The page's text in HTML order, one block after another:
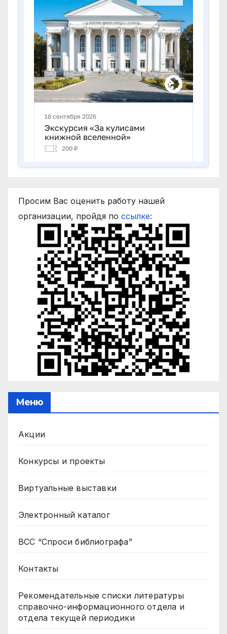
Просим Вас оценить работу нашей
организации, пройдя по ссылке:
Меню
Акции
Конкурсы и проекты
Виртуальные выставки
Электронный каталог
ВСС “Спроси библиографа”
Контакты
Рекомендательные списки литературы
справочно-информационного отдела и
отдела текущей периодики